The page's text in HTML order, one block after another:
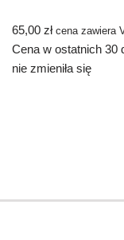
65,00 zł cena zawiera
Cena w ostatnich 30
nie zmieniła się